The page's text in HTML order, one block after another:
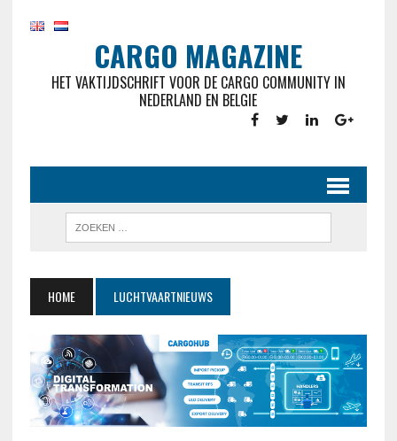
CARGO MAGAZINE
HET VAKTIJDSCHRIFT VOOR DE CARGO COMMUNITY IN
NEDERLAND EN BELGIE
HOME LUCHTVAARTNIEUWS